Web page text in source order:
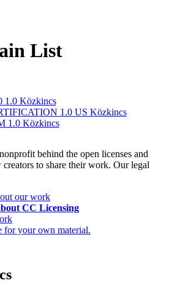
List
1.0 Közkincs
1.0 US Közkincs
1.0 Közkincs
behind the open licenses and
to share their work. Our legal
our work
CC Licensing
for your own material.